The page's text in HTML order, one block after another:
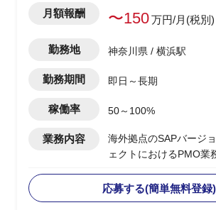
月額報酬 〜150万円/月(税別)
勤務地 神奈川県 / 横浜駅
勤務期間 即日～長期
稼働率 50～100%
業務内容
海外拠点のSAPバージ
ェクトにおけるPMO業
・プロジェクト進捗管理
・課題の整理、管理
応募する(簡単無料登録)